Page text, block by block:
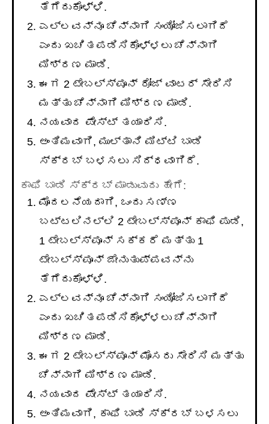
ತೆಗೆದುಕೊಳ್ಳಿ.
ಎಲ್ಲವನ್ನೂ ಚೆನ್ನಾಗಿ ಸಂಯೋಜಿಸಲಾಗಿದೆ
ಎಂದು ಖಚಿತಪಡಿಸಿಕೊಳ್ಳಲು ಚೆನ್ನಾಗಿ
ಮಿಶ್ರಣ ಮಾಡಿ.
ಈಗ 2 ಟೇಬಲ್ಸ್ಪೂನ್ ರೋಜ್ ವಾಟರ್ ಸೇರಿಸಿ
ಮತ್ತು ಚೆನ್ನಾಗಿ ಮಿಶ್ರಣ ಮಾಡಿ.
ನಯವಾದ ಪೇಸ್ಟ್ ತಯಾರಿಸಿ.
ಅಂತಿಮವಾಗಿ, ಮುಲ್ತಾನಿ ಮಿಟ್ಟಿ ಬಾಡಿ
ಸ್ಕ್ರಬ್ ಬಳಸಲು ಸಿದ್ಧವಾಗಿದೆ.
ಕಾಫಿ ಬಾಡಿ ಸ್ಕ್ರಬ್ ಮಾಡುವುದು ಹೇಗೆ:
ಮೊದಲನೆಯದಾಗಿ, ಒಂದು ಸಣ್ಣ
ಬಟ್ಟಲಿನಲ್ಲಿ 2 ಟೇಬಲ್ಸ್ಪೂನ್ ಕಾಫಿ ಪುಡಿ,
1 ಟೇಬಲ್ಸ್ಪೂನ್ ಸಕ್ಕರೆ ಮತ್ತು 1
ಟೇಬಲ್ಸ್ಪೂನ್ ಜೇನುತುಪ್ಪವನ್ನು
ತೆಗೆದುಕೊಳ್ಳಿ.
ಎಲ್ಲವನ್ನೂ ಚೆನ್ನಾಗಿ ಸಂಯೋಜಿಸಲಾಗಿದೆ
ಎಂದು ಖಚಿತಪಡಿಸಿಕೊಳ್ಳಲು ಚೆನ್ನಾಗಿ
ಮಿಶ್ರಣ ಮಾಡಿ.
ಈಗ 2 ಟೇಬಲ್ಸ್ಪೂನ್ ಮೊಸರು ಸೇರಿಸಿ ಮತ್ತು
ಚೆನ್ನಾಗಿ ಮಿಶ್ರಣ ಮಾಡಿ.
ನಯವಾದ ಪೇಸ್ಟ್ ತಯಾರಿಸಿ.
ಅಂತಿಮವಾಗಿ, ಕಾಫಿ ಬಾಡಿ ಸ್ಕ್ರಬ್ ಬಳಸಲು